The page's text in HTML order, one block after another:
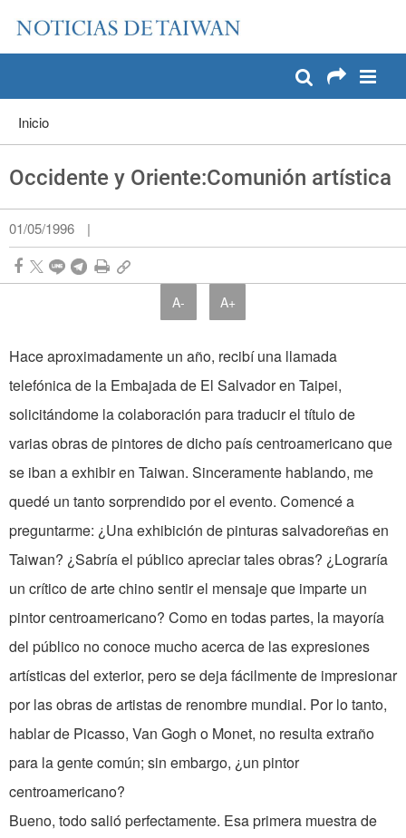
Pase a contenido principal
Inicio
Occidente y Oriente:Comunión artística
01/05/1996 |
A- A+
Hace aproximadamente un año, recibí una llamada
telefónica de la Embajada de El Salvador en Taipei,
solicitándome la colaboración para traducir el título de
varias obras de pintores de dicho país centroamericano que
se iban a exhibir en Taiwan. Sinceramente hablando, me
quedé un tanto sorprendido por el evento. Comencé a
preguntarme: ¿Una exhibición de pinturas salvadoreñas en
Taiwan? ¿Sabría el público apreciar tales obras? ¿Lograría
un crítico de arte chino sentir el mensaje que imparte un
pintor centroamericano? Como en todas partes, la mayoría
del público no conoce mucho acerca de las expresiones
artísticas del exterior, pero se deja fácilmente de impresionar
por las obras de artistas de renombre mundial. Por lo tanto,
hablar de Picasso, Van Gogh o Monet, no resulta extraño
para la gente común; sin embargo, ¿un pintor
centroamericano?
Bueno, todo salió perfectamente. Esa primera muestra de